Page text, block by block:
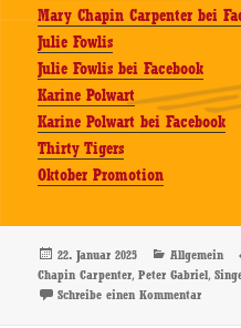
Mary Chapin Carpenter bei
Julie Fowlis
Julie Fowlis bei Facebook
Karine Polwart
Karine Polwart bei Facebook
Thirty Tigers
Oktober Promotion
Veröffentlicht
am
22. Januar 2025 Kategorien
Allgemein
Chapin Carpenter,Peter Gabriel,
Schreibe einen Kommentarzu